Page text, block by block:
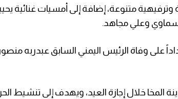
وترفيهية متنوعة، إضافة إلى أمسيات غنائية
وعلي مجاهد.
على وفاة الرئيس اليمني السابق عبدربه
المخا خلال إجازة العيد، ويهدف إلى تنشيط